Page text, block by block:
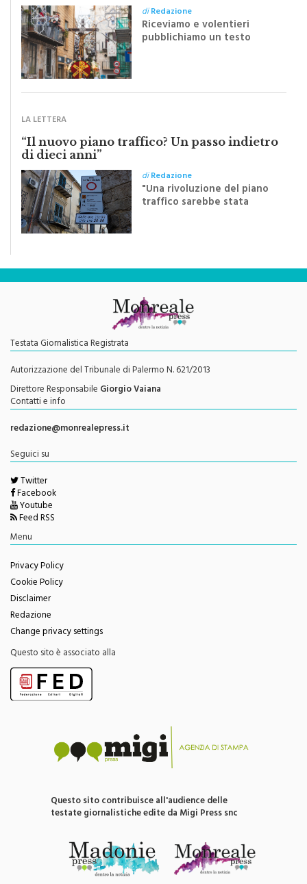
silenziosa di una comunità
diRedazione
Riceviamo e volentieri
Sapienza all'indomani della
LA LETTERA
“Il nuovo piano traffico? Un passo indietro
di dieci anni”
diRedazione
"Una rivoluzione del piano
Testata Giornalistica Registrata
Autorizzazione del Tribunale di Palermo N. 621/2013
Direttore ResponsabileGiorgio Vaiana
Contatti e info
redazione@monrealepress.it
Seguici su
Twitter
Facebook
Youtube
Feed RSS
Privacy Policy
Cookie Policy
Disclaimer
Redazione
Change privacy settings
Questo sito è associato alla
Questo sito contribuisce all'audience delle